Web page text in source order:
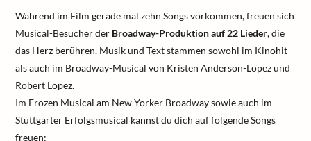
Während im Film gerade mal zehn Songs vorkommen, freuen sich
Musical-Besucher der Broadway-Produktion auf 22 Lieder, die
das Herz berühren. Musik und Text stammen sowohl im Kinohit
als auch im Broadway-Musical von Kristen Anderson-Lopez und
Robert Lopez.
Im Frozen Musical am New Yorker Broadway sowie auch im
Stuttgarter Erfolgsmusical kannst du dich auf folgende Songs
freuen: